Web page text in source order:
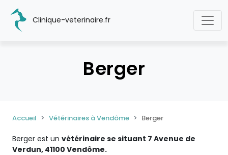
Clinique-veterinaire.fr
Berger
Accueil Vétérinaires à Vendôme Berger
Berger est un vétérinaire se situant 7 Avenue de
Verdun, 41100 Vendôme.